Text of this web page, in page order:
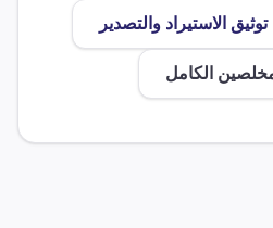
توثيق الاستيراد والتصدير
الكامل